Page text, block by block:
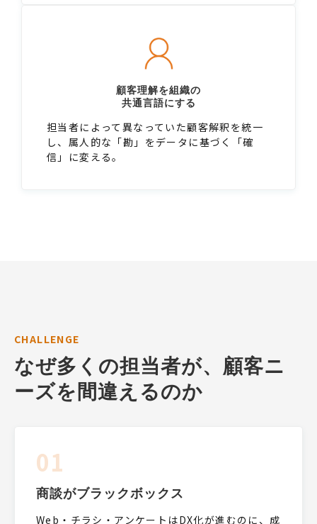
顧客理解を組織の
共通言語にする
担当者によって異なっていた顧客解釈を統一
し、属人的な「勘」をデータに基づく「確
信」に変える。
CHALLENGE
なぜ多くの担当者が、顧客ニ
ーズを間違えるのか
01
商談がブラックボックス
Web・チラシ・アンケートはDX化が進むのに、成